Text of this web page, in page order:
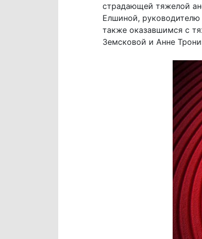
страдающей тяжелой
Елшиной,
также оказавшимся с
Земсковой и Анне